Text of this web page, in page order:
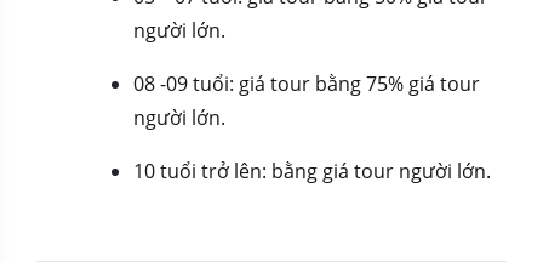
người lớn.
08 -09 tuổi: giá tour bằng 75% giá tour
người lớn.
10 tuổi trở lên: bằng giá tour người lớn.